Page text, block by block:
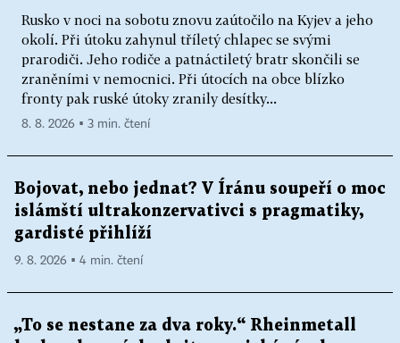
Rusko v noci na sobotu znovu zaútočilo na Kyjev a jeho
okolí. Při útoku zahynul tříletý chlapec se svými
prarodiči. Jeho rodiče a patnáctiletý bratr skončili se
zraněními v nemocnici. Při útocích na obce blízko
fronty pak ruské útoky zranily desítky...
8. 8. 2026 ▪ 3 min. čtení
Bojovat, nebo jednat? V Íránu soupeří o moc
islámští ultrakonzervativci s pragmatiky,
gardisté přihlíží
9. 8. 2026 ▪ 4 min. čtení
„To se nestane za dva roky.“ Rheinmetall